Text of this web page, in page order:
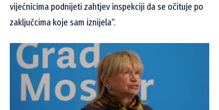
vijećnicima podnijeti zahtjev inspekciji da se očituje po
zaključcima koje sam iznijela”.